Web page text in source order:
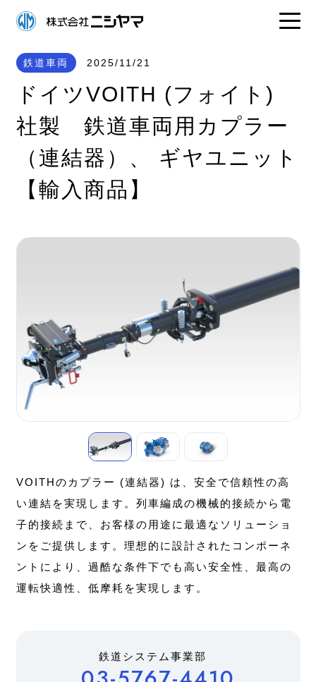
鉄道車両 2025/11/21
ドイツVOITH (フォイト)
社製 鉄道車両用カプラー
（連結器）、 ギヤユニット
【輸入商品】
VOITHのカプラー (連結器) は、安全で信頼性の高
い連結を実現します。列車編成の機械的接続から電
子的接続まで、お客様の用途に最適なソリューショ
ンをご提供します。理想的に設計されたコンポーネ
ントにより、過酷な条件下でも高い安全性、最高の
運転快適性、低摩耗を実現します。
鉄道システム事業部